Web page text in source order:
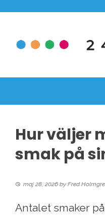
Hur väljer
smak på
maj 28, 2026 by Fred
Antalet smaker